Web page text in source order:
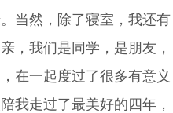
当然，除了寝室，我还有
，我们是同学，是朋友，
在一起度过了很多有意义
我走过了最美好的四年，